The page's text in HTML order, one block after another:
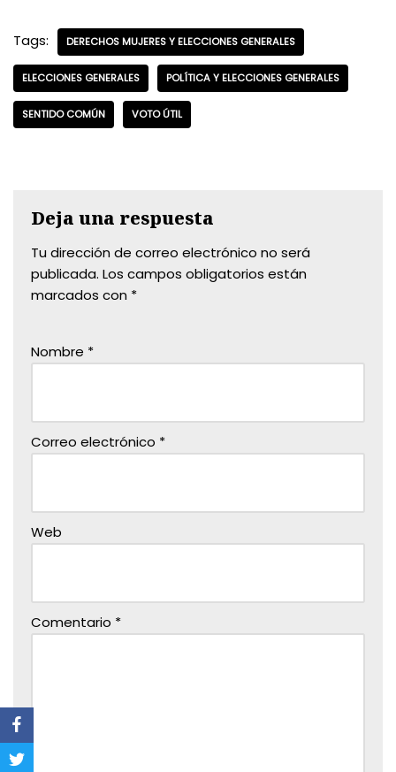
Tags: DERECHOS MUJERES Y ELECCIONES GENERALES
ELECCIONES GENERALES POLÍTICA Y ELECCIONES GENERALES
SENTIDO COMÚN VOTO ÚTIL
Deja una respuesta
Tu dirección de correo electrónico no será
publicada. Los campos obligatorios están
marcados con *
Nombre *
Correo electrónico *
Web
Comentario *